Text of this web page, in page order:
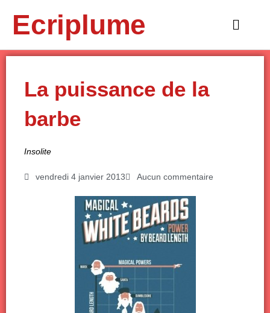
contenuEcriplume
Main
La puissance de la
barbe
Insolite
vendredi 4 janvier 2013 Aucun commentaire